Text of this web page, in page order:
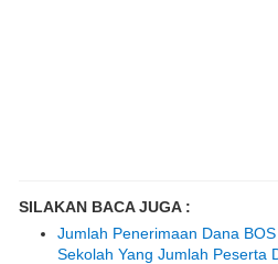
SILAKAN BACA JUGA :
Jumlah Penerimaan Dana
Sekolah Yang Jumlah Peserta